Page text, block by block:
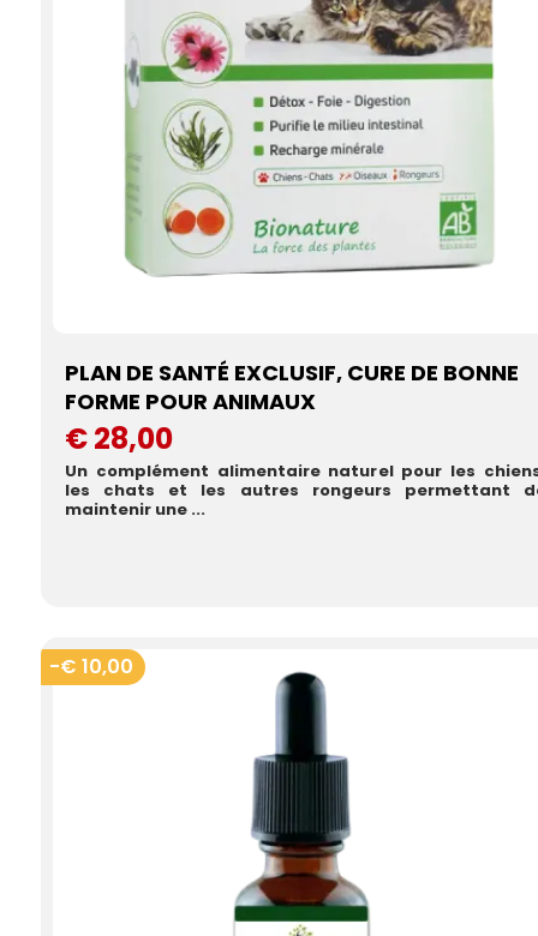
PLAN DE SANTÉ EXCLUSIF, CURE DE BONNE
FORME POUR ANIMAUX
€ 28,00
Un complément alimentaire naturel pour les
les chats et les autres rongeurs permettant
maintenir une ...
-€ 10,00